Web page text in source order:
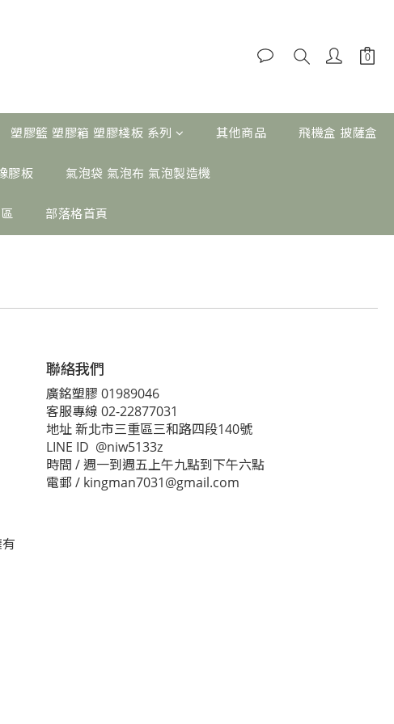
塑膠籃 塑膠箱 塑膠棧板 系列 其他商品 飛機盒 披薩盒
膠板 氣泡袋 氣泡布 氣泡製造機
部落格首頁
聯絡我們
廣銘塑膠 01989046
客服專線 02-22877031
地址 新北市三重區三和路四段140號
LINE ID @niw5133z
時間 / 週一到週五上午九點到下午六點
電郵 / kingman7031@gmail.com